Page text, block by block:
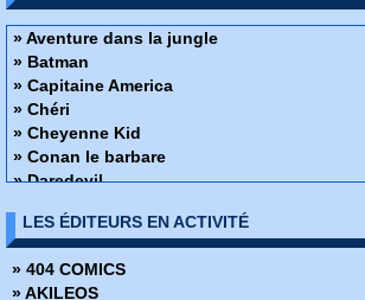
› 11 - 12
› 13 - 14
› 15 - 16
› G.I. Joe - 17
› G.I. Joe - 18
› G.I. Joe - 19
› G.I. Joe - 20
› G.I. Joe - 21
› G.I. Joe - 23
› G.I. Joe - 24
› G.I. Joe - 25
» Aventure dans la jungle
» Batman
» Capitaine America
» Chéri
» Cheyenne Kid
» Conan le barbare
» Daredevil
» Fantastic Four
» Fantômes echos du monde du spiritisme
» Flash
LES ÉDITEURS EN ACTIVITÉ
» 404 COMICS
» AKILEOS